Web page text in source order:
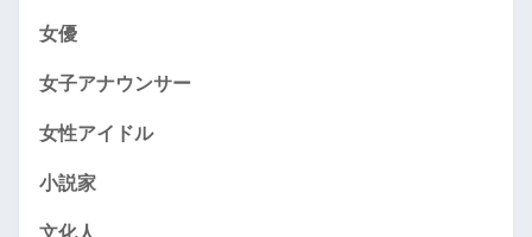
女優
女子アナウンサー
女性アイドル
小説家
文化人